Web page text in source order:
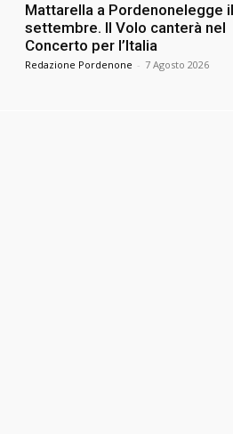
Mattarella a Pordenonelegge
settembre. Il Volo canterà nel
Concerto per l’Italia
Redazione Pordenone - 7 Agosto 2026